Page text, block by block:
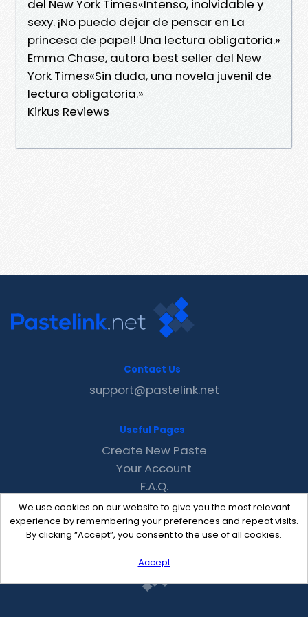
del New York Times«Intenso, inolvidable y
sexy. ¡No puedo dejar de pensar en La
princesa de papel! Una lectura obligatoria.»
Emma Chase, autora best seller del New
York Times«Sin duda, una novela juvenil de
lectura obligatoria.»
Kirkus Reviews
We use cookies on our website to give you the most relevant
experience by remembering your preferences and repeat visits.
By clicking “Accept”, you consent to the use of all cookies.
Accept
Contact Us
support@pastelink.net
Useful Pages
Create New Paste
Your Account
F.A.Q.
Recent
Contact